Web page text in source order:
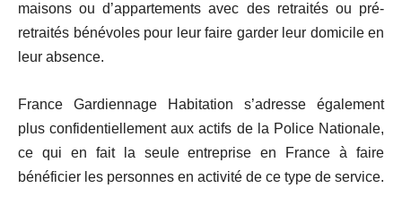
maisons ou d’appartements avec des retraités ou pré-
retraités bénévoles pour leur faire garder leur domicile en
leur absence.
France Gardiennage Habitation s’adresse également
plus confidentiellement aux actifs de la Police Nationale,
ce qui en fait la seule entreprise en France à faire
bénéficier les personnes en activité de ce type de service.